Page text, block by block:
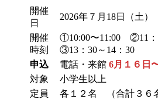
開催
日
2026年７月18日（土）
開催
時刻
①10:00〜11:00 ②11
③13：30～14：30
申込
電話・来館 6月１６日
対象
小学生以上
定員
各１２名 （合計３６